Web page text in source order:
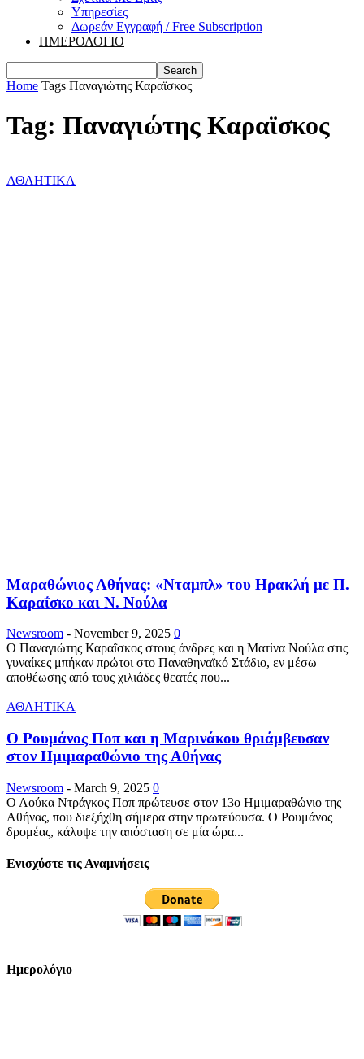
Υπηρεσίες
Δωρεάν Εγγραφή / Free Subscription
ΗΜΕΡΟΛΟΓΙΟ
Home Tags Παναγιώτης Καραϊσκος
Tag: Παναγιώτης Καραϊσκος
ΑΘΛΗΤΙΚΑ
Μαραθώνιος Αθήνας: «Νταμπλ» του Ηρακλή με Π.
Καραΐσκο και Ν. Νούλα
Newsroom - November 9, 2025 0
Ο Παναγιώτης Καραΐσκος στους άνδρες και η Ματίνα Νούλα στις
γυναίκες μπήκαν πρώτοι στο Παναθηναϊκό Στάδιο, εν μέσω
αποθέωσης από τους χιλιάδες θεατές που...
ΑΘΛΗΤΙΚΑ
Ο Ρουμάνος Ποπ και η Μαρινάκου θριάμβευσαν
στον Ημιμαραθώνιο της Αθήνας
Newsroom - March 9, 2025 0
Ο Λούκα Ντράγκος Ποπ πρώτευσε στον 13ο Ημιμαραθώνιο της
Αθήνας, που διεξήχθη σήμερα στην πρωτεύουσα. Ο Ρουμάνος
δρομέας, κάλυψε την απόσταση σε μία ώρα...
Ενισχύστε τις Αναμνήσεις
Ημερολόγιο